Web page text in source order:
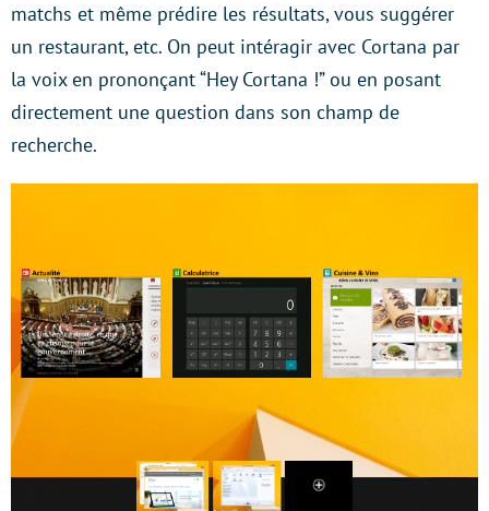
matchs et même prédire les résultats, vous suggérer
un restaurant, etc. On peut intéragir avec Cortana par
la voix en prononçant “Hey Cortana !” ou en posant
directement une question dans son champ de
recherche.